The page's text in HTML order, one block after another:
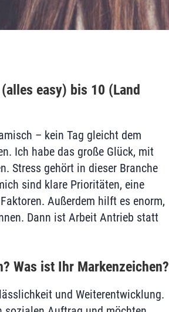
easy) bis 10 (Land
– kein Tag gleicht dem
Ich habe das große Glück, mit
Stress gehört in dieser Branche
sind klare Prioritäten, eine
Außerdem hilft es enorm,
Dann ist Arbeit Antrieb statt
Was ist Ihr Markenzeichen?
und Weiterentwicklung.